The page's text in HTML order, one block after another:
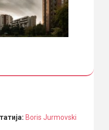
Boris Jurmovski